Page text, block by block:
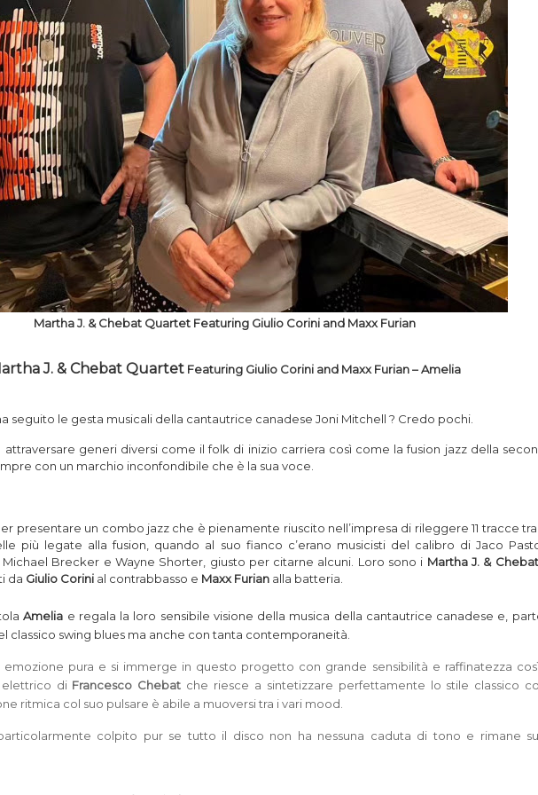
Mar­tha J. & Che­bat Quar­tet Fea­tu­ring Giu­lio Co­ri­ni and Maxx Fu­rian
J. & Che­bat Quar­tetFea­tu­ring Giu­lio Co­ri­ni and Maxx Fu­rian – Amelia
seguito le gesta musicali della cantautrice canadese Joni Mitchell ? Credo pochi.
attraversare generi diversi come il folk di inizio carriera così come la fusion jazz della
con un marchio inconfondibile che è la sua voce.
presentare un combo jazz che è pienamente riuscito nell’impresa di rileggere 11 tracce
più legate alla fusion, quando al suo fianco c’erano musicisti del calibro di Jaco
Brecker e Wayne Shorter, giusto per citarne alcuni. Loro sono i Mar­tha J. &
da Giulio Corini al contrabbasso e Maxx Furian alla batteria.
Amelia e regala la loro sensibile visione della musica della cantautrice canadese e,
classico swing blues ma anche con tanta contemporaneità.
emozione pura e si immerge in questo progetto con grande sensibilità e raffinatezza
di Francesco Chebat che riesce a sintetizzare perfettamente lo stile classico
ritmica col suo pulsare è abile a muoversi tra i vari mood.
colpito pur se tutto il disco non ha nessuna caduta di tono e rimane